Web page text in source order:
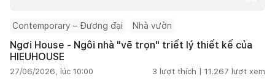
Contemporary – Đương đại Nhà vườn
Ngơi House - Ngôi nhà "vẽ trọn" triết lý thiết kế của
HIEUHOUSE
27/06/2026, lúc 10:00 3 lượt thích | 11.267 lượt xem